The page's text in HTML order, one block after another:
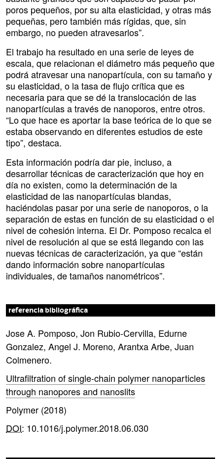
poros pequeños, por su alta elasticidad, y otras más
pequeñas, pero también más rígidas, que, sin
embargo, no pueden atravesarlos”.
El trabajo ha resultado en una serie de leyes de
escala, que relacionan el diámetro más pequeño que
podrá atravesar una nanopartícula, con su tamaño y
su elasticidad, o la tasa de flujo crítica que es
necesaria para que se dé la translocación de las
nanopartículas a través de nanoporos, entre otros.
“Lo que hace es aportar la base teórica de lo que se
estaba observando en diferentes estudios de este
tipo”, destaca.
Esta información podría dar pie, incluso, a
desarrollar técnicas de caracterización que hoy en
día no existen, como la determinación de la
elasticidad de las nanopartículas blandas,
haciéndolas pasar por una serie de nanoporos, o la
separación de estas en función de su elasticidad o el
nivel de cohesión interna. El Dr. Pomposo recalca el
nivel de resolución al que se está llegando con las
nuevas técnicas de caracterización, ya que “están
dando información sobre nanopartículas
individuales, de tamaños nanométricos”.
referencia bibliográfica
Jose A. Pomposo, Jon Rubio-Cervilla, Edurne
Gonzalez, Angel J. Moreno, Arantxa Arbe, Juan
Colmenero.
Ultrafiltration of single-chain polymer nanoparticles
through nanopores and nanoslits
Polymer (2018)
DOI: 10.1016/j.polymer.2018.06.030